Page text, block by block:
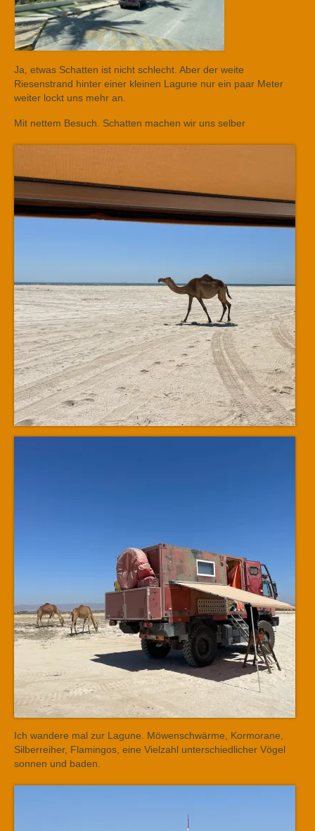
Ja, etwas Schatten ist nicht schlecht. Aber der weite
Riesenstrand hinter einer kleinen Lagune nur ein paar Meter
weiter lockt uns mehr an.
Mit nettem Besuch. Schatten machen wir uns selber
Ich wandere mal zur Lagune. Möwenschwärme, Kormorane,
Silberreiher, Flamingos, eine Vielzahl unterschiedlicher Vögel
sonnen und baden.